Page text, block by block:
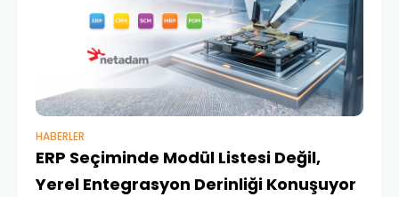
HABERLER
ERP Seçiminde Modül Listesi Değil,
Yerel Entegrasyon Derinliği Konuşuyor